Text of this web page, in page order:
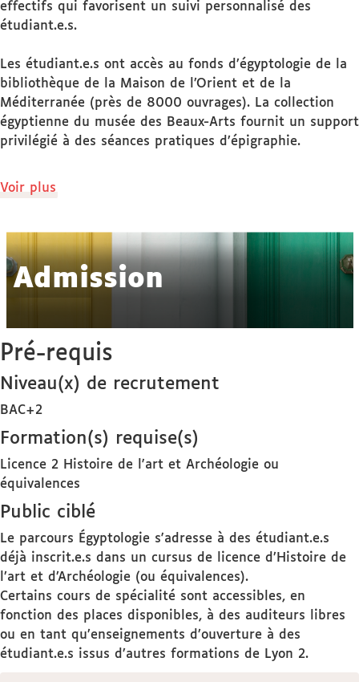
effectifs qui favorisent un suivi personnalisé des
étudiant.e.s.
Les étudiant.e.s ont accès au fonds d’égyptologie de la
bibliothèque de la Maison de l’Orient et de la
Méditerranée (près de 8000 ouvrages). La collection
égyptienne du musée des Beaux-Arts fournit un support
privilégié à des séances pratiques d’épigraphie.
Voir plus
Admission
Pré-requis
Niveau(x) de recrutement
BAC+2
Formation(s) requise(s)
Licence 2 Histoire de l'art et Archéologie ou
équivalences
Public ciblé
Le parcours Égyptologie s'adresse à des étudiant.e.s
déjà inscrit.e.s dans un cursus de licence d’Histoire de
l’art et d’Archéologie (ou équivalences).
Certains cours de spécialité sont accessibles, en
fonction des places disponibles, à des auditeurs libres
ou en tant qu’enseignements d’ouverture à des
étudiant.e.s issus d’autres formations de Lyon 2.